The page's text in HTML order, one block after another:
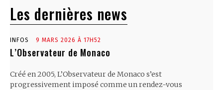
Les dernières news
INFOS 9 MARS 2026 À 17H52
L’Observateur de Monaco
Créé en 2005, L’Observateur de Monaco s’est
progressivement imposé comme un rendez-vous